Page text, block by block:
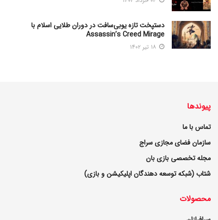
دستپخت تازه یوبی‌سافت در دوران طلایی اسلام با
Assassin’s Creed Mirage
پیوندها
تماس با ما
سازمان فضای مجازی سراج
مجله تخصصی بازی بان
شتاب (شبکه توسعه دهندگان اپلیکیشن و بازی)
محصولات